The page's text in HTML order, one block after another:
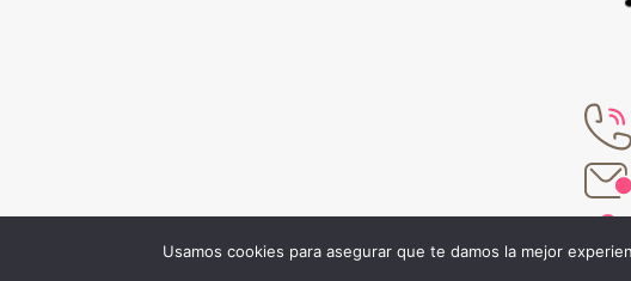
Usamos cookies para asegurar que te damos la mejor